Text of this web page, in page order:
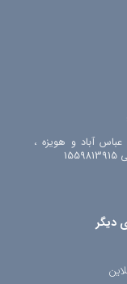
آباد و هویزه ،
دیگر